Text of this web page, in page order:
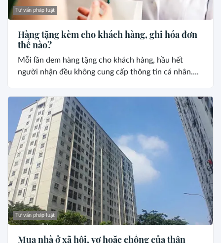
Tư vấn pháp luật
Hàng tặng kèm cho khách hàng, ghi hóa đơn
thế nào?
Mỗi lần đem hàng tặng cho khách hàng, hầu hết
người nhận đều không cung cấp thông tin cá nhân....
Tư vấn pháp luật
Mua nhà ở xã hội, vợ hoặc chồng của thân